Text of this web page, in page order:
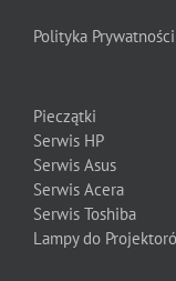
Polityka
Pieczątki
Serwis HP
Serwis Asus
Serwis Acera
Serwis Toshiba
Lampy do